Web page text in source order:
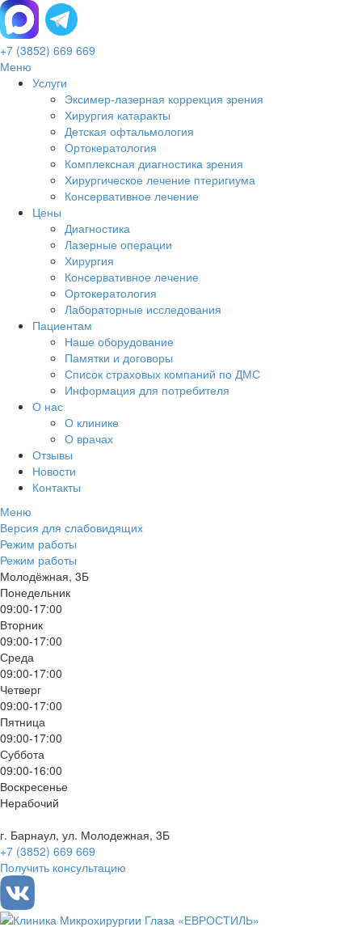
+7 (3852) 669 669
Меню
Услуги
Эксимер-лазерная коррекция зрения
Хирургия катаракты
Детская офтальмология
Ортокератология
Комплексная диагностика зрения
Хирургическое лечение птеригиума
Консервативное лечение
Цены
Диагностика
Лазерные операции
Хирургия
Консервативное лечение
Ортокератология
Лабораторные исследования
Пациентам
Наше оборудование
Памятки и договоры
Список страховых компаний по ДМС
Информация для потребителя
О нас
О клинике
О врачах
Отзывы
Новости
Контакты
Меню
Версия для слабовидящих
Режим работы
Режим работы
Молодёжная, 3Б
Понедельник
09:00-17:00
Вторник
09:00-17:00
Среда
09:00-17:00
Четверг
09:00-17:00
Пятница
09:00-17:00
Суббота
09:00-16:00
Воскресенье
Нерабочий
г. Барнаул, ул. Молодежная, 3Б
+7 (3852) 669 669
Получить консультацию